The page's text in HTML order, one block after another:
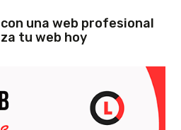
una web profesional
tu web hoy